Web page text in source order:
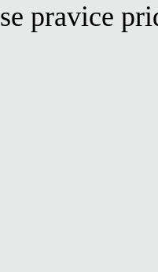
pravice